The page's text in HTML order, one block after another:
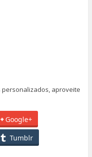
personalizados, aproveite
Google+
Tumblr